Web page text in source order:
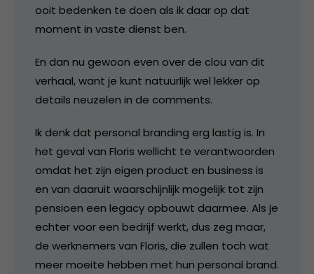
ooit bedenken te doen als ik daar op dat
moment in vaste dienst ben.
En dan nu gewoon even over de clou van dit
verhaal, want je kunt natuurlijk wel lekker op
details neuzelen in de comments.
Ik denk dat personal branding erg lastig is. In
het geval van Floris wellicht te verantwoorden
omdat het zijn eigen product en business is
en van daaruit waarschijnlijk mogelijk tot zijn
pensioen een legacy opbouwt daarmee. Als je
echter voor een bedrijf werkt, dus zeg maar,
de werknemers van Floris, die zullen toch wat
meer moeite hebben met hun personal brand.